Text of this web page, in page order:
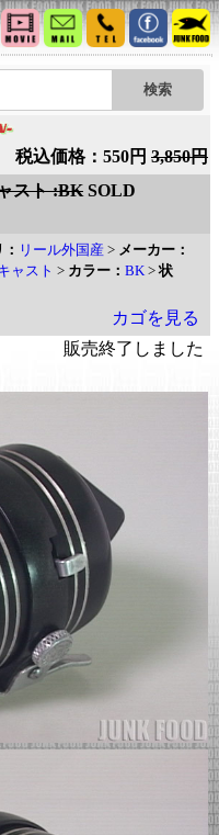
税込価格：550円 3,850円
スト :BK SOLD
リール外国産 > メーカー：
ャスト > カラー： BK >状
カゴを見る
販売終了しました